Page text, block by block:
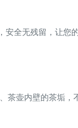
安全无残留，让您
茶壶内壁的茶